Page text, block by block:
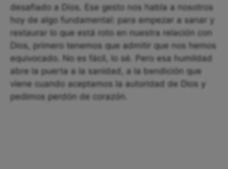
desafiado a Dios. Ese gesto nos habla a nosotros
hoy de algo fundamental: para empezar a sanar y
restaurar lo que está roto en nuestra relación con
Dios, primero tenemos que admitir que nos hemos
equivocado. No es fácil, lo sé. Pero esa humildad
abre la puerta a la sanidad, a la bendición que
viene cuando aceptamos la autoridad de Dios y
pedimos perdón de corazón.